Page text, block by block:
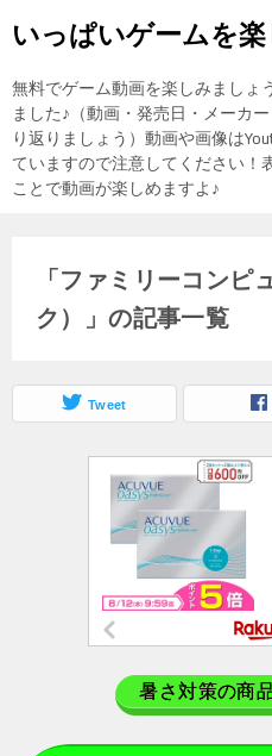
いっぱいゲームを楽
無料でゲーム動画を楽しみましょ
ました♪（動画・発売日・メーカ
り返りましょう）動画や画像は
ていますので注意してください！
ことで動画が楽しめますよ♪
「ファミリーコンピ
ク）」の記事一覧
Tweet
暑さ対策の商